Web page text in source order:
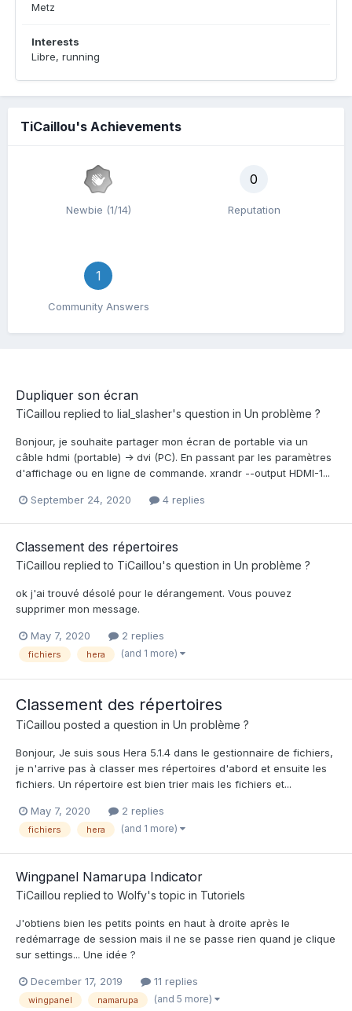
Metz
Interests
Libre, running
TiCaillou's Achievements
Newbie (1/14)
0
Reputation
1
Community Answers
Dupliquer son écran
TiCaillou replied to lial_slasher's question in Un problème ?
Bonjour, je souhaite partager mon écran de portable via un
câble hdmi (portable) -> dvi (PC). En passant par les paramètres
d'affichage ou en ligne de commande. xrandr --output HDMI-1...
September 24, 2020 4 replies
Classement des répertoires
TiCaillou replied to TiCaillou's question in Un problème ?
ok j'ai trouvé désolé pour le dérangement. Vous pouvez
supprimer mon message.
May 7, 2020 2 replies
fichiers hera (and 1 more)
Classement des répertoires
TiCaillou posted a question in Un problème ?
Bonjour, Je suis sous Hera 5.1.4 dans le gestionnaire de fichiers,
je n'arrive pas à classer mes répertoires d'abord et ensuite les
fichiers. Un répertoire est bien trier mais les fichiers et...
May 7, 2020 2 replies
fichiers hera (and 1 more)
Wingpanel Namarupa Indicator
TiCaillou replied to Wolfy's topic in Tutoriels
J'obtiens bien les petits points en haut à droite après le
redémarrage de session mais il ne se passe rien quand je clique
sur settings... Une idée ?
December 17, 2019 11 replies
wingpanel namarupa (and 5 more)